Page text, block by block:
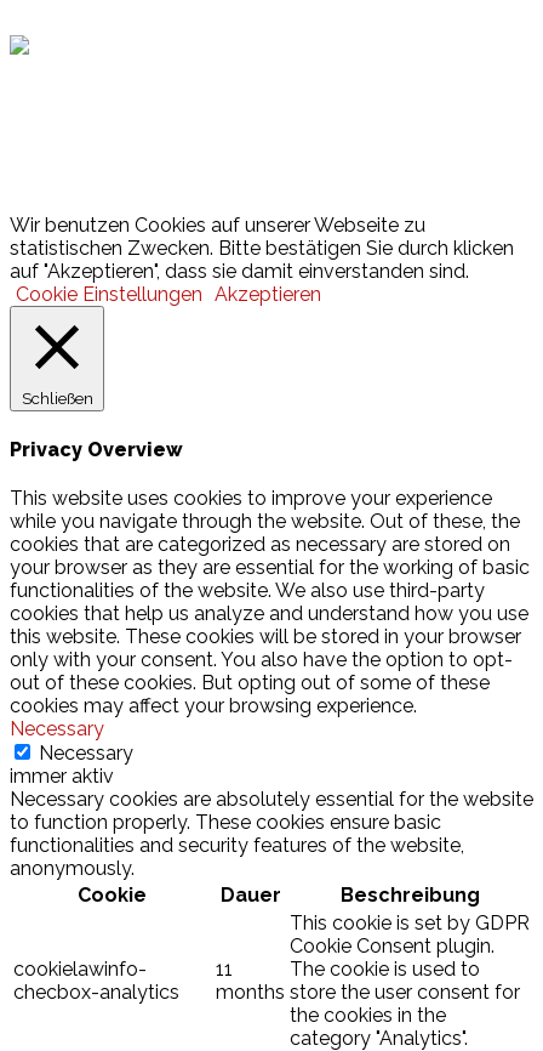
Wir benutzen Cookies auf unserer Webseite zu
statistischen Zwecken. Bitte bestätigen Sie durch klicken
auf "Akzeptieren", dass sie damit einverstanden sind.
Cookie Einstellungen Akzeptieren
Schließen
Privacy Overview
This website uses cookies to improve your experience
while you navigate through the website. Out of these, the
cookies that are categorized as necessary are stored on
your browser as they are essential for the working of basic
functionalities of the website. We also use third-party
cookies that help us analyze and understand how you use
this website. These cookies will be stored in your browser
only with your consent. You also have the option to opt-
out of these cookies. But opting out of some of these
cookies may affect your browsing experience.
Necessary
Necessary
immer aktiv
Necessary cookies are absolutely essential for the website
to function properly. These cookies ensure basic
functionalities and security features of the website,
anonymously.
Cookie
Dauer Beschreibung
cookielawinfo-
checbox-analytics
11
months
This cookie is set by GDPR
Cookie Consent plugin.
The cookie is used to
store the user consent for
the cookies in the
category "Analytics".